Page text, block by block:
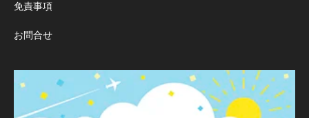
免責事項
お問合せ